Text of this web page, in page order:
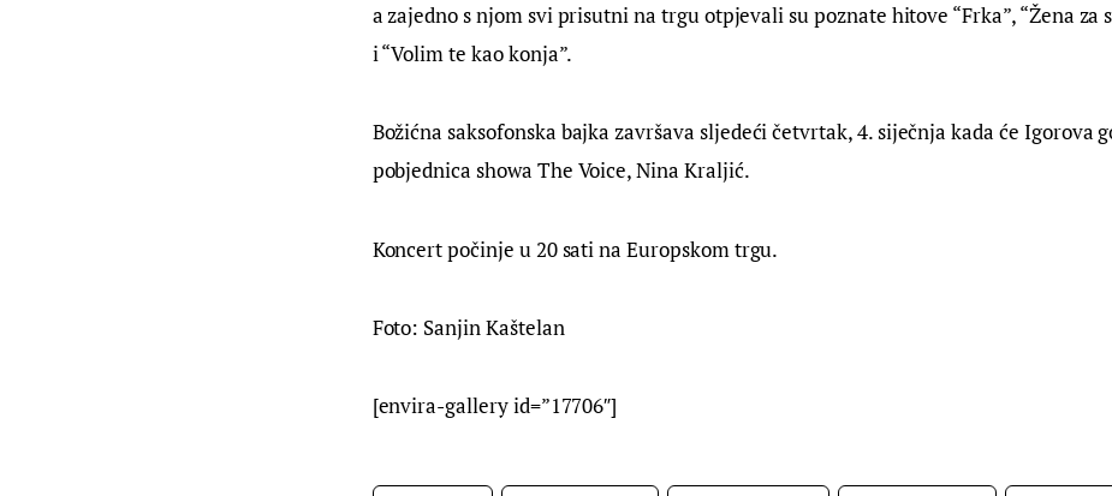
a zajedno s njom svi prisutni na trgu otpjevali su poznate hitove “Frka”, “Žena za
i “Volim te kao konja”.
Božićna saksofonska bajka završava sljedeći četvrtak, 4. siječnja kada će Igorova
pobjednica showa The Voice, Nina Kraljić.
Koncert počinje u 20 sati na Europskom trgu.
Foto: Sanjin Kaštelan
[envira-gallery id=”17706″]